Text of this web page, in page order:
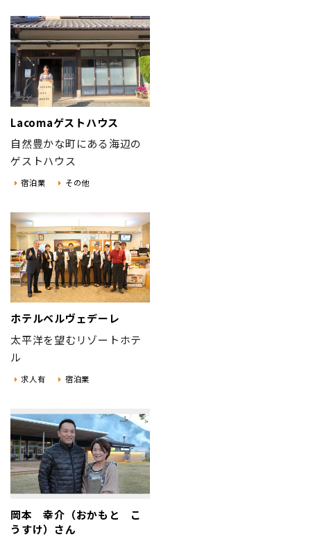
Lacomaゲストハウス
自然豊かな町にある海辺の
ゲストハウス
宿泊業 その他
ホテルベルヴェデーレ
太平洋を望むリゾートホテ
ル
求人有 宿泊業
岡本 幸介（おかもと こ
うすけ）さん